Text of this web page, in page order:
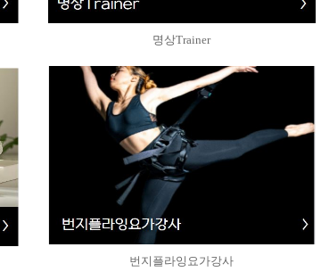
명상Trainer
번지플라잉요가강사